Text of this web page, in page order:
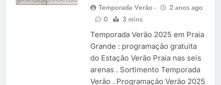
Temporada Verão -
2 anos ago
0
3 mins
Temporada Verão 2025 em Praia
Grande : programação gratuita
do Estação Verão Praia nas seis
arenas . Sortimento Temporada
Verão . Programação Verão 2025